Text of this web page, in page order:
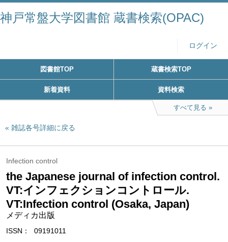
神戸常盤大学図書館 蔵書検索(OPAC)
ログイン
図書館TOP 蔵書検索TOP
新着資料 資料検索
すべて見る
雑誌各号詳細に戻る
Infection control
the Japanese journal of infection control.
VT:インフェクションコントロール.
VT:Infection control (Osaka, Japan)
メディカ出版
ISSN
09191011